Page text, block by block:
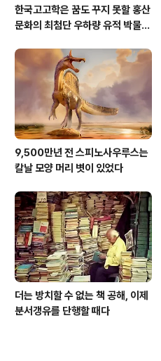
한국고고학은 꿈도 꾸지 못할 홍산
문화의 최첨단 우하량 유적 박물관
9,500만년 전 스피노사우루스는
칼날 모양 머리 볏이 있었다
더는 방치할 수 없는 책 공해, 이제
분서갱유를 단행할 때다